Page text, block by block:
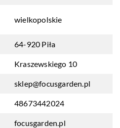
wielkopolskie
64-920 Piła
Kraszewskiego 10
sklep@focusgarden.pl
48673442024
focusgarden.pl